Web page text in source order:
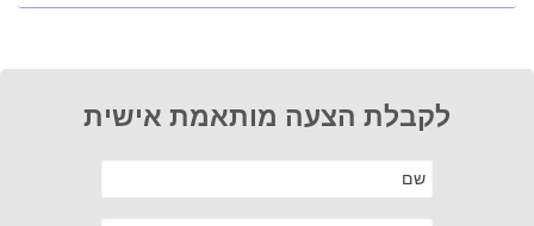
לקבלת הצעה מותאמת אישית